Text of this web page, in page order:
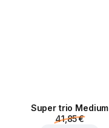
Super trio Medium
41,85 €